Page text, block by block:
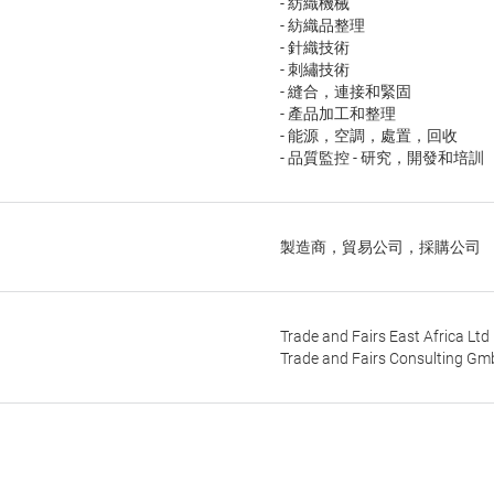
- 紡織品整理
- 針織技術
- 刺繡技術
- 縫合，連接和緊固
- 產品加工和整理
- 能源，空調，處置，回收
- 品質監控 - 研究，開發和培訓
製造商，貿易公司，採購公司
Trade and Fairs East Africa Ltd
Trade and Fairs Consulting